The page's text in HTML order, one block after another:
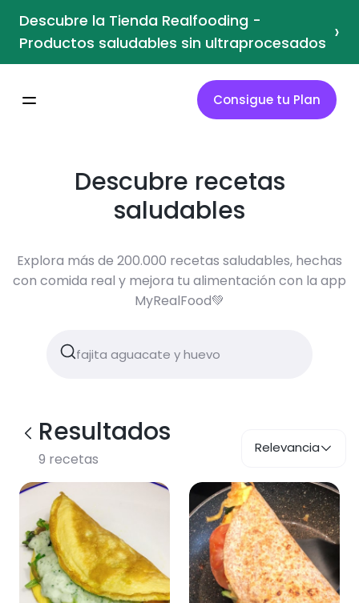
Descubre la Tienda Realfooding -
Productos saludables sin ultraprocesados ›
Consigue tu Plan
Descubre recetas
saludables
Explora más de 200.000 recetas saludables, hechas
con comida real y mejora tu alimentación con la app
MyRealFood💚
Resultados
9 recetas
Relevancia